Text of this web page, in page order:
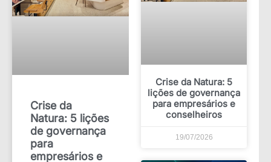
Crise da
Natura: 5 lições
de governança
para
empresários e
Crise da Natura: 5
lições de governança
para empresários e
conselheiros
19/07/2026